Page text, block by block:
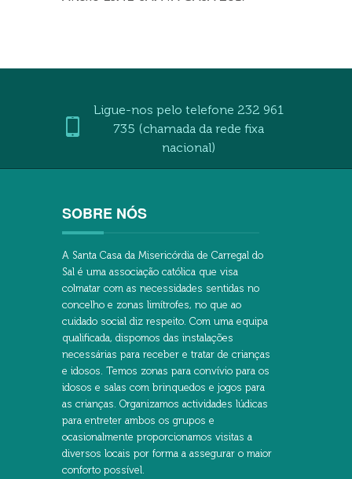
Ligue-nos pelo telefone 232 961
735 (chamada da rede fixa
nacional)
SOBRE NÓS
A Santa Casa da Misericórdia de Carregal do
Sal é uma associação católica que visa
colmatar com as necessidades sentidas no
concelho e zonas limítrofes, no que ao
cuidado social diz respeito. Com uma equipa
qualificada, dispomos das instalações
necessárias para receber e tratar de crianças
e idosos. Temos zonas para convívio para os
idosos e salas com brinquedos e jogos para
as crianças. Organizamos actividades lúdicas
para entreter ambos os grupos e
ocasionalmente proporcionamos visitas a
diversos locais por forma a assegurar o maior
conforto possível.